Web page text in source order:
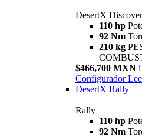
DesertX
110 hp
92 Nm
210 kg
$466,700 MXN i
Configurador
DesertX Rally
Rally
110 hp
92 Nm